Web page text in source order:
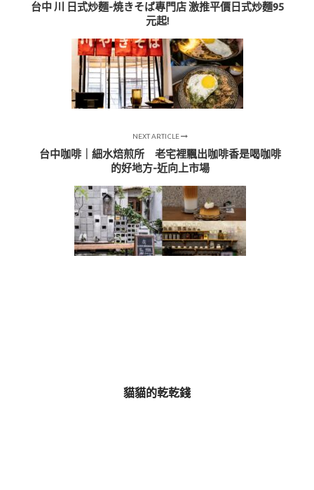
台中 川 日式炒麵-焼きそば專門店 激推平價日式炒麵95
元起!
NEXT ARTICLE
台中咖啡｜細水焙煎所 老宅裡飄出咖啡香是喝咖啡
的好地方-近向上市場
貓貓的乾乾錢